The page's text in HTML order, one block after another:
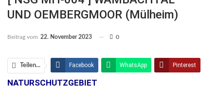
UND OEMBERGMOOR (Mülheim)
Beitrag vom 22. November 2023 0
Teilen... Facebook WhatsApp Pinterest
Email
NATURSCHUTZGEBIET